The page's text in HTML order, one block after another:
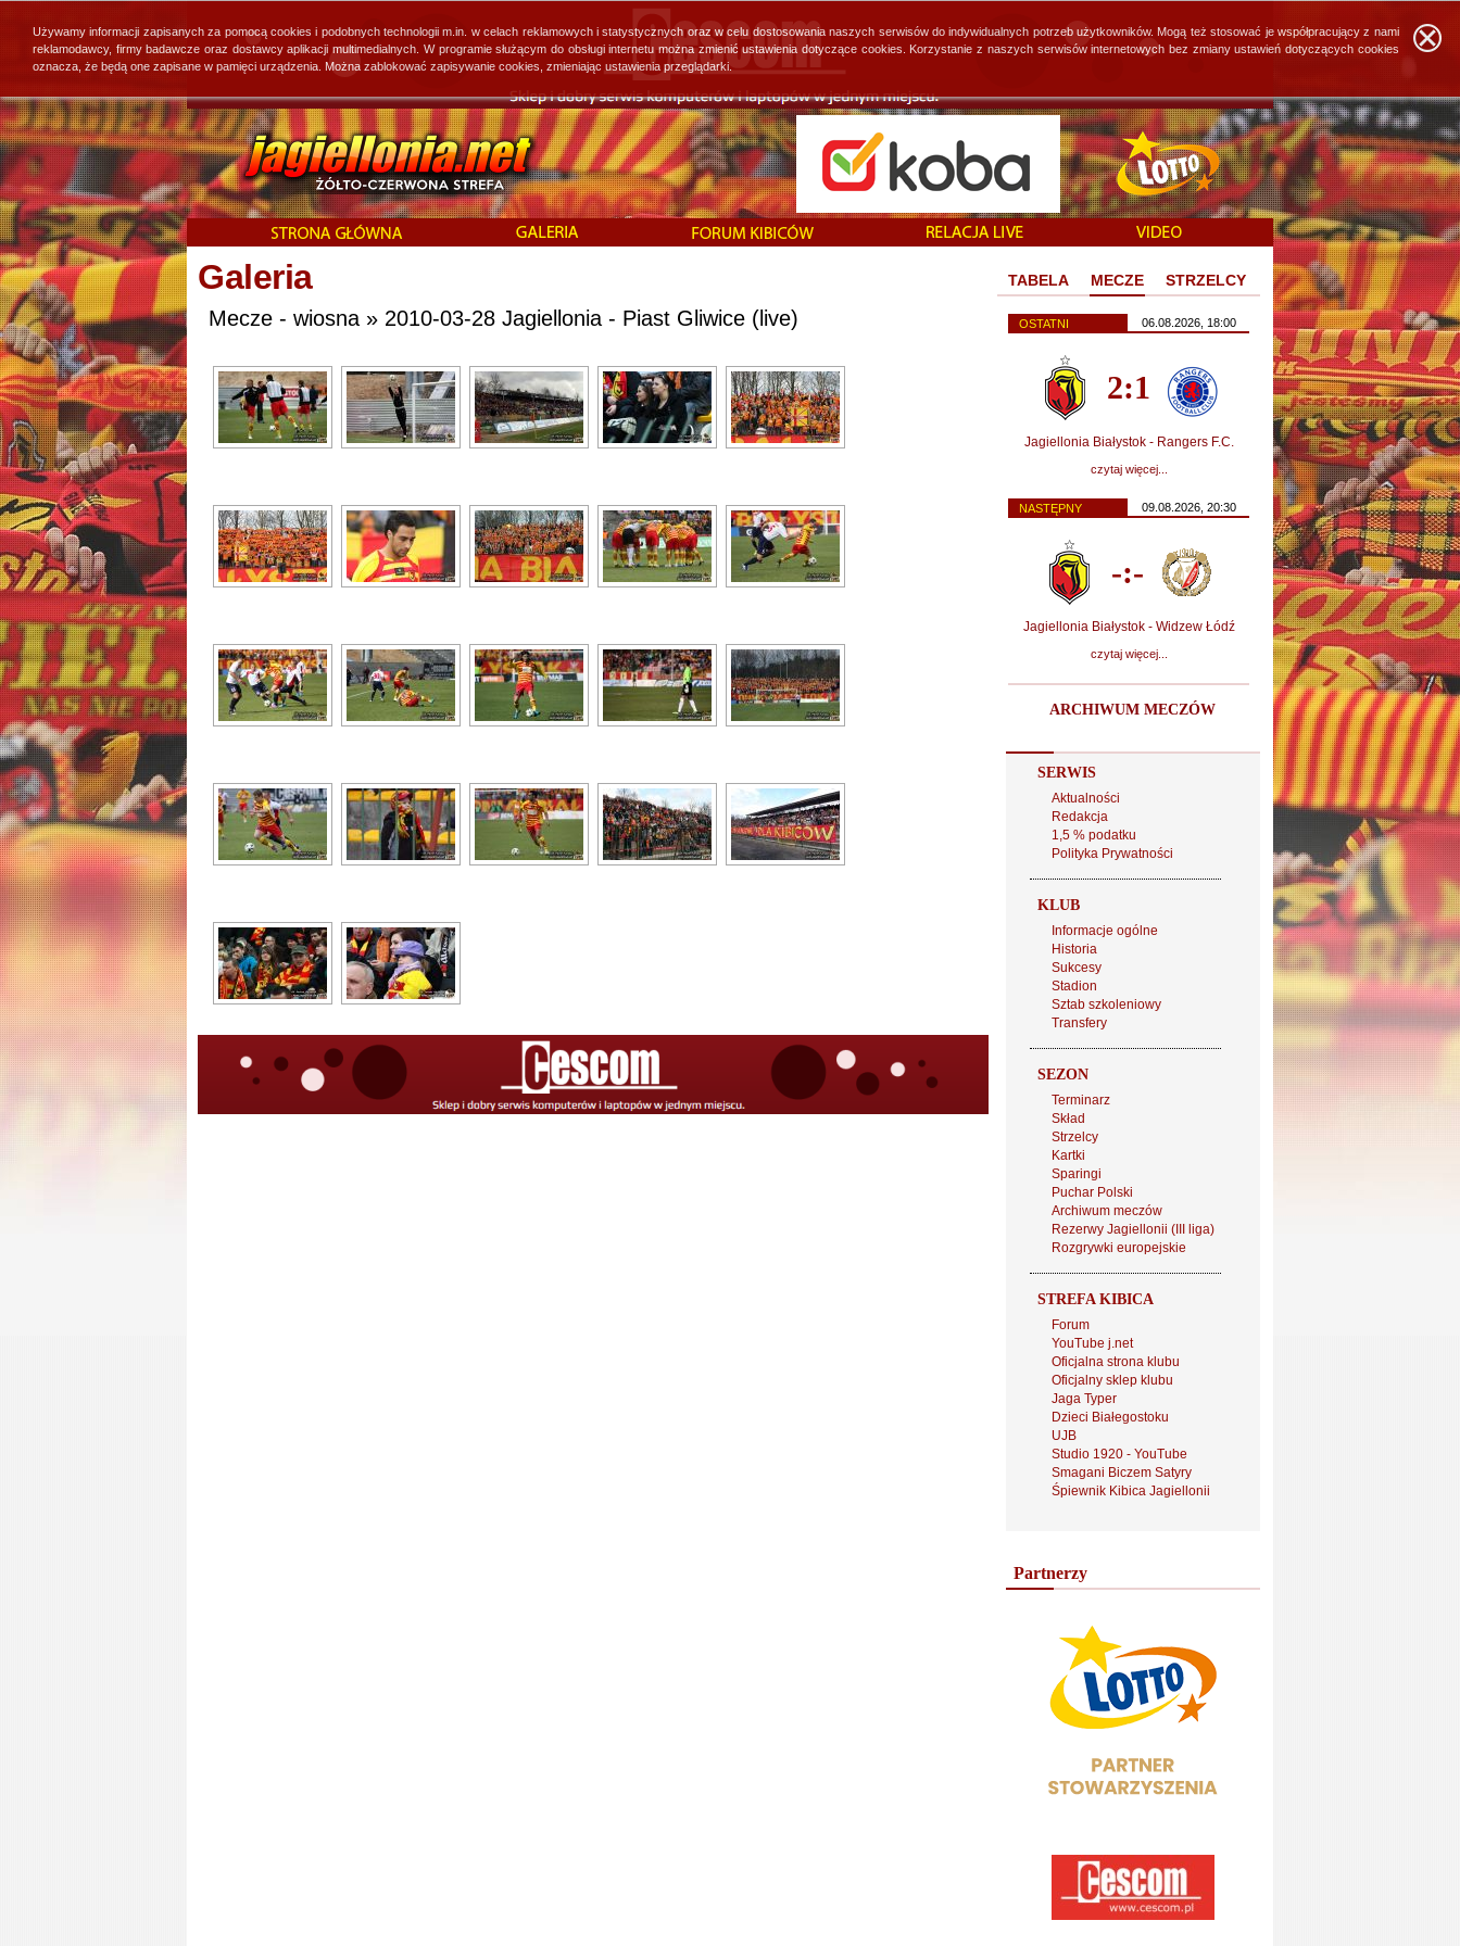
Galeria
Mecze - wiosna » 2010-03-28 Jagiellonia - Piast Gliwice (live)
TABELA MECZE STRZELCY
OSTATNI 06.08.2026, 18:00
2:1
Jagiellonia Białystok - Rangers F.C.
czytaj więcej...
NASTĘPNY 09.08.2026, 20:30
-:-
Jagiellonia Białystok - Widzew Łódź
czytaj więcej...
ARCHIWUM MECZÓW
SERWIS
Aktualności
Redakcja
1,5 % podatku
Polityka Prywatności
KLUB
Informacje ogólne
Historia
Sukcesy
Stadion
Sztab szkoleniowy
Transfery
SEZON
Terminarz
Skład
Strzelcy
Kartki
Sparingi
Puchar Polski
Archiwum meczów
Rezerwy Jagiellonii (III liga)
Rozgrywki europejskie
STREFA KIBICA
Forum
YouTube j.net
Oficjalna strona klubu
Oficjalny sklep klubu
Jaga Typer
Dzieci Białegostoku
UJB
Studio 1920 - YouTube
Smagani Biczem Satyry
Śpiewnik Kibica Jagiellonii
Partnerzy
Używamy informacji zapisanych za pomocą cookies i podobnych technologii m.in. w celach reklamowych i statystycznych oraz w celu dostosowania naszych serwisów do indywidualnych potrzeb użytkowników. Mogą też stosować je współpracujący z nami
reklamodawcy, firmy badawcze oraz dostawcy aplikacji multimedialnych. W programie służącym do obsługi internetu można zmienić ustawienia dotyczące cookies. Korzystanie z naszych serwisów internetowych bez zmiany ustawień dotyczących cookies
oznacza, że będą one zapisane w pamięci urządzenia. Można zablokować zapisywanie cookies, zmieniając ustawienia przeglądarki.